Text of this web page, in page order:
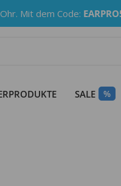
Mit dem Code:
SALE %